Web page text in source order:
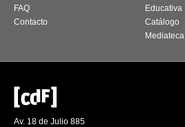
FAQ
Contacto
Educativa
Catálogo
Mediateca
Av. 18 de Julio 885